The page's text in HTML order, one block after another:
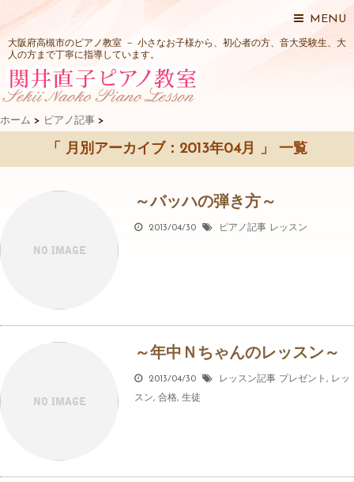
MENU
大阪府高槻市のピアノ教室 － 小さなお子様から、初心者の方、音大受験生、大
人の方まで丁寧に指導しています。
ホーム > ピアノ記事 >
「 月別アーカイブ：2013年04月 」 一覧
～バッハの弾き方～
2013/04/30 ピアノ記事 レッスン
～年中Ｎちゃんのレッスン～
2013/04/30 レッスン記事 プレゼント , レッ
スン, 合格, 生徒